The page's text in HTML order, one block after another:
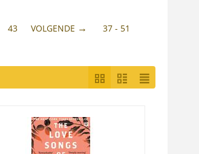
43 VOLGENDE 37 - 51